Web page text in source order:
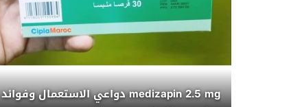
medizapin 2.5 mg دواعي الاستعمال وفوائد